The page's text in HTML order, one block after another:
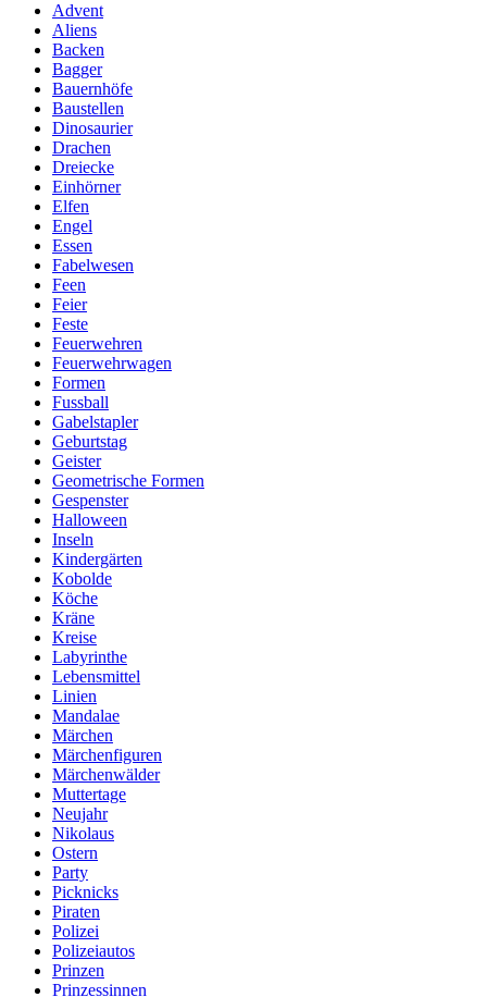
Advent
Aliens
Backen
Bagger
Bauernhöfe
Baustellen
Dinosaurier
Drachen
Dreiecke
Einhörner
Elfen
Engel
Essen
Fabelwesen
Feen
Feier
Feste
Feuerwehren
Feuerwehrwagen
Formen
Fussball
Gabelstapler
Geburtstag
Geister
Geometrische Formen
Gespenster
Halloween
Inseln
Kindergärten
Kobolde
Köche
Kräne
Kreise
Labyrinthe
Lebensmittel
Linien
Mandalae
Märchen
Märchenfiguren
Märchenwälder
Muttertage
Neujahr
Nikolaus
Ostern
Party
Picknicks
Piraten
Polizei
Polizeiautos
Prinzen
Prinzessinnen